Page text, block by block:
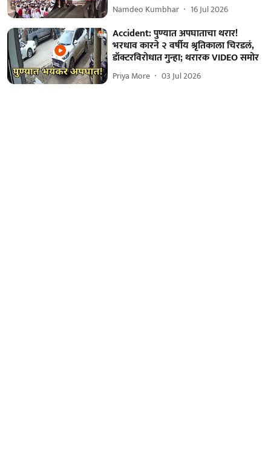
Namdeo Kumbhar 16 Jul 2026
Accident: पुण्यात अपघाताचा थरार!
भरधाव कारने २ वर्षीय श्रृतिकाला चिरडलं,
डॉक्टरविरोधात गुन्हा; थरारक VIDEO समोर
Priya More 03 Jul 2026